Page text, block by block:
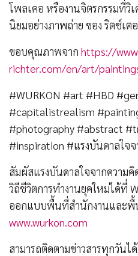
โพลเคอ หรืองานจิตรกรรมที่วิ
นิยมอย่างภาพถ่าย ของ ริตช์เต
ขอบคุณภาพจาก https://
richter.com/en/art/
#WURKON #art #HBD
#capitalistrealism
#photography #abstract
#inspiration #แรงบันดาลใจ
สัมผัสแรงบันดาลใจจากความ
วิถีชีวิตการทำงานยุคใหม่ได้ที่
ออกแบบพื้นที่สำนักงานและพื้
www.wurkon.com
สามารถติดตามข่าวสารทุกวันไ